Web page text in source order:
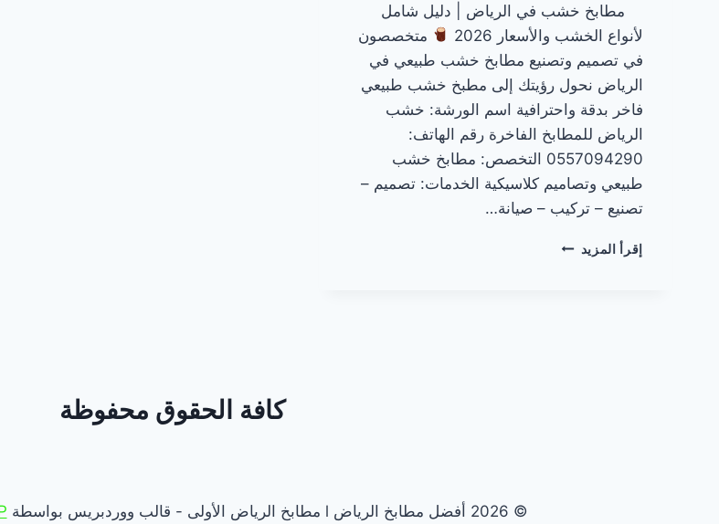
مطابخ خشب في الرياض | دليل شامل
لأنواع الخشب والأسعار 2026
متخصصون
في تصميم وتصنيع مطابخ خشب طبيعي في
الرياض نحول رؤيتك إلى مطبخ خشب طبيعي
فاخر بدقة واحترافية اسم الورشة: خشب
الرياض للمطابخ الفاخرة رقم الهاتف:
0557094290 التخصص: مطابخ خشب
طبيعي وتصاميم كلاسيكية الخدمات: تصميم –
تصنيع – تركيب – صيانة…
إقرأ المزيد مطابخ
كافة الحقوق محفوظة
© 2026 أفضل مطابخ الرياض l مطابخ الرياض الأولى - قالب ووردبريس بواسطة